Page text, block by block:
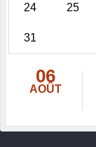
24 25
31
06
AOÛT